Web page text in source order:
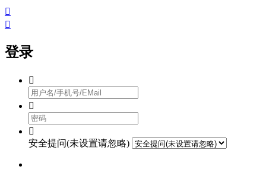


登录



安全提问(未设置请忽略)